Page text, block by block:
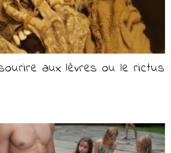
aux lèvres ou le rictus